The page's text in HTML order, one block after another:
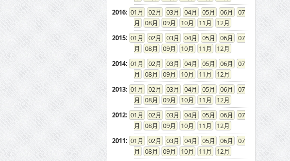
2016: 01 02 03 04 05 06
07
08
09 10 11
12
2015: 01 02 03 04 05 06
07
08
09 10 11
12
2014: 01 02 03 04 05 06
07
08
09 10 11
12
2013: 01 02 03 04 05 06
07
08
09 10 11
12
2012: 01 02 03 04 05 06
07
08
09 10 11
12
2011: 01 02 03 04 05 06
07
08
09 10 11
12